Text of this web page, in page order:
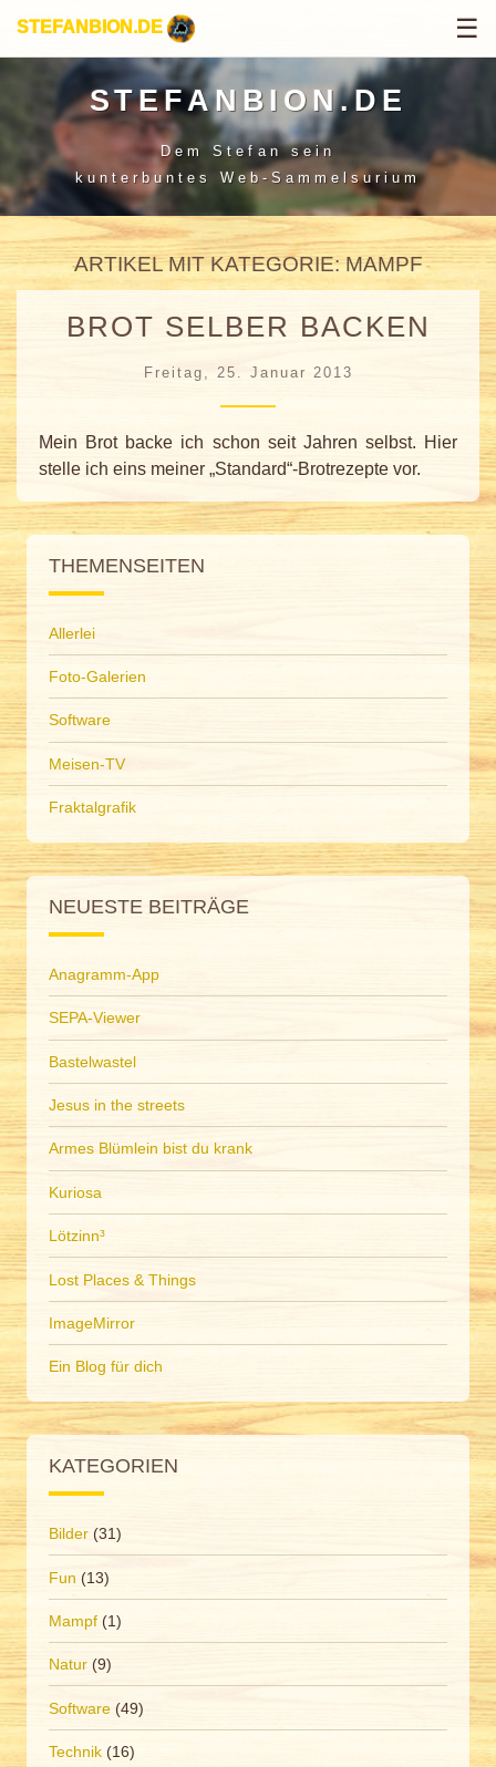
STEFANBION.DE ☰
STEFANBION.DE
Dem Stefan sein
kunterbuntes Web-Sammelsurium
ARTIKEL MIT KATEGORIE: MAMPF
BROT SELBER BACKEN
Freitag, 25. Januar 2013
Mein Brot backe ich schon seit Jahren selbst. Hier
stelle ich eins meiner „Standard“-Brotrezepte vor.
THEMENSEITEN
Allerlei
Foto-Galerien
Software
Meisen-TV
Fraktalgrafik
NEUESTE BEITRÄGE
Anagramm-App
SEPA-Viewer
Bastelwastel
Jesus in the streets
Armes Blümlein bist du krank
Kuriosa
Lötzinn³
Lost Places & Things
ImageMirror
Ein Blog für dich
KATEGORIEN
Bilder (31)
Fun (13)
Mampf (1)
Natur (9)
Software (49)
Technik (16)